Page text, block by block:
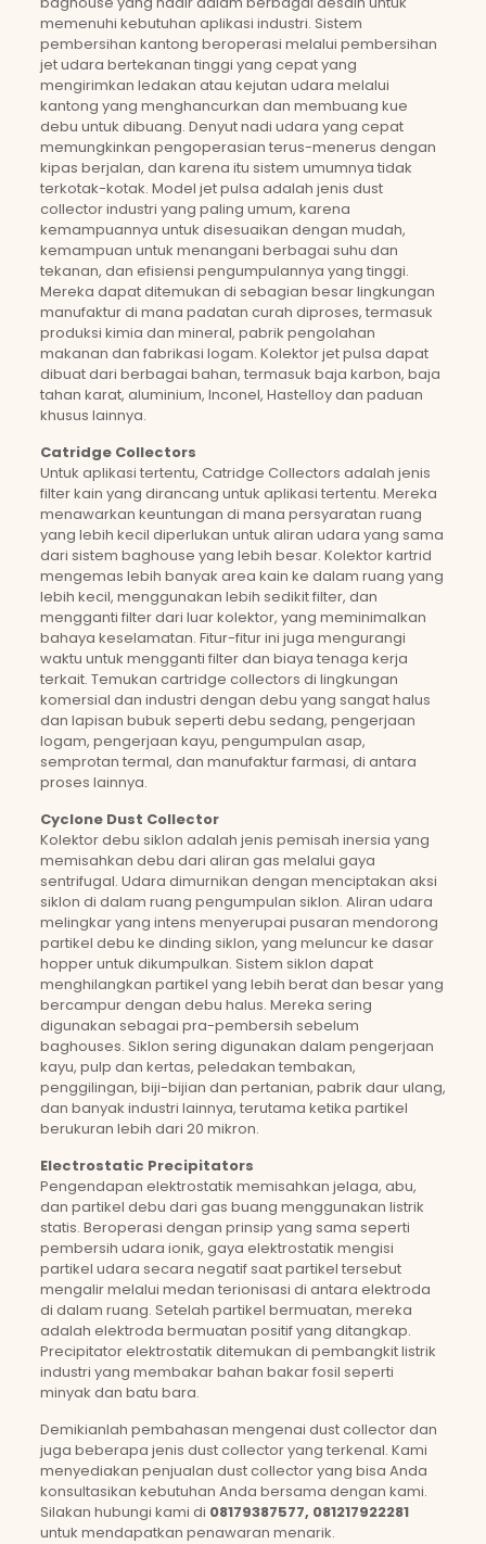
memenuhi kebutuhan aplikasi industri. Sistem
pembersihan kantong beroperasi melalui pembersihan
jet udara bertekanan tinggi yang cepat yang
mengirimkan ledakan atau kejutan udara melalui
kantong yang menghancurkan dan membuang kue
debu untuk dibuang. Denyut nadi udara yang cepat
memungkinkan pengoperasian terus-menerus dengan
kipas berjalan, dan karena itu sistem umumnya tidak
terkotak-kotak. Model jet pulsa adalah jenis dust
collector industri yang paling umum, karena
kemampuannya untuk disesuaikan dengan mudah,
kemampuan untuk menangani berbagai suhu dan
tekanan, dan efisiensi pengumpulannya yang tinggi.
Mereka dapat ditemukan di sebagian besar lingkungan
manufaktur di mana padatan curah diproses, termasuk
produksi kimia dan mineral, pabrik pengolahan
makanan dan fabrikasi logam. Kolektor jet pulsa dapat
dibuat dari berbagai bahan, termasuk baja karbon, baja
tahan karat, aluminium, Inconel, Hastelloy dan paduan
khusus lainnya.
Catridge Collectors
Untuk aplikasi tertentu, Catridge Collectors adalah jenis
filter kain yang dirancang untuk aplikasi tertentu. Mereka
menawarkan keuntungan di mana persyaratan ruang
yang lebih kecil diperlukan untuk aliran udara yang sama
dari sistem baghouse yang lebih besar. Kolektor kartrid
mengemas lebih banyak area kain ke dalam ruang yang
lebih kecil, menggunakan lebih sedikit filter, dan
mengganti filter dari luar kolektor, yang meminimalkan
bahaya keselamatan. Fitur-fitur ini juga mengurangi
waktu untuk mengganti filter dan biaya tenaga kerja
terkait. Temukan cartridge collectors di lingkungan
komersial dan industri dengan debu yang sangat halus
dan lapisan bubuk seperti debu sedang, pengerjaan
logam, pengerjaan kayu, pengumpulan asap,
semprotan termal, dan manufaktur farmasi, di antara
proses lainnya.
Cyclone Dust Collector
Kolektor debu siklon adalah jenis pemisah inersia yang
memisahkan debu dari aliran gas melalui gaya
sentrifugal. Udara dimurnikan dengan menciptakan aksi
siklon di dalam ruang pengumpulan siklon. Aliran udara
melingkar yang intens menyerupai pusaran mendorong
partikel debu ke dinding siklon, yang meluncur ke dasar
hopper untuk dikumpulkan. Sistem siklon dapat
menghilangkan partikel yang lebih berat dan besar yang
bercampur dengan debu halus. Mereka sering
digunakan sebagai pra-pembersih sebelum
baghouses. Siklon sering digunakan dalam pengerjaan
kayu, pulp dan kertas, peledakan tembakan,
penggilingan, biji-bijian dan pertanian, pabrik daur ulang,
dan banyak industri lainnya, terutama ketika partikel
berukuran lebih dari 20 mikron.
Electrostatic Precipitators
Pengendapan elektrostatik memisahkan jelaga, abu,
dan partikel debu dari gas buang menggunakan listrik
statis. Beroperasi dengan prinsip yang sama seperti
pembersih udara ionik, gaya elektrostatik mengisi
partikel udara secara negatif saat partikel tersebut
mengalir melalui medan terionisasi di antara elektroda
di dalam ruang. Setelah partikel bermuatan, mereka
adalah elektroda bermuatan positif yang ditangkap.
Precipitator elektrostatik ditemukan di pembangkit listrik
industri yang membakar bahan bakar fosil seperti
minyak dan batu bara.
Demikianlah pembahasan mengenai dust collector dan
juga beberapa jenis dust collector yang terkenal. Kami
menyediakan penjualan dust collector yang bisa Anda
konsultasikan kebutuhan Anda bersama dengan kami.
Silakan hubungi kami di 08179387577, 081217922281
untuk mendapatkan penawaran menarik.